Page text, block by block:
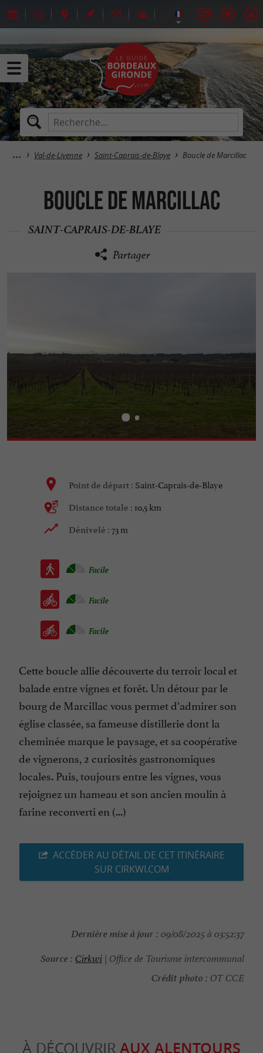
Val-de-Livenne Saint-Caprais-de-Blaye Boucle de Marcillac
Boucle de Marcillac
SAINT-CAPRAIS-DE-BLAYE
Partager
Point de départ : Saint-Caprais-de-Blaye
Distance totale : 10,5 km
Dénivelé : 73 m
Facile
Facile
Facile
Cette boucle allie découverte du terroir local et
balade entre vignes et forêt. Un détour par le
bourg de Marcillac vous permet d’admirer son
église classée, sa fameuse distillerie dont la
cheminée marque le paysage, et sa coopérative
de vignerons, 2 curiosités gastronomiques
locales. Puis, toujours entre les vignes, vous
rejoignez un hameau et son ancien moulin à
farine reconverti en (...)
ACCÉDER AU DÉTAIL DE CET ITINÉRAIRE
SUR CIRKWI.COM
Dernière mise à jour : 09/08/2025 à 03:52:37
Source : Cirkwi | Office de Tourisme intercommunal
Crédit photo : OT CCE
À DÉCOUVRIR AUX ALENTOURS